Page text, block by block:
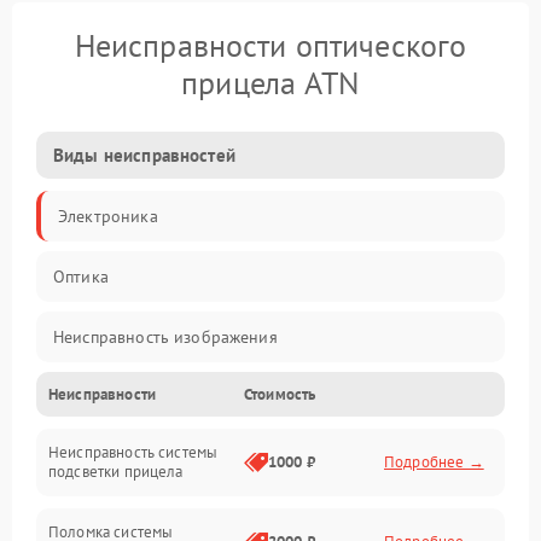
Неисправности оптического
прицела ATN
Виды неисправностей
Электроника
Оптика
Неисправность изображения
Механические повреждения
Неисправность фокусировки и оптики
Неисправности Стоимость
Неисправность системы
подсветки прицела
1000 ₽ Подробнее →
Поломка системы